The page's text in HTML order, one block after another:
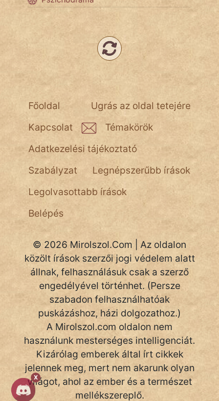
X
pszichopati
szegény legény
Hoffer Botond
szemfüles
Ugrás az oldal tetejére
Főoldal
Kapcsolat
Témakörök
Adatkezelési tájékoztató
Szabályzat
Legnépszerűbb írások
Legolvasottabb írások
Belépés
© 2026 Mirolszol.Com | Az oldalon
közölt írások szerzői jogi védelem alatt
állnak, felhasználásuk csak a szerző
engedélyével történhet. (Persze
szabadon felhasználhatóak
puskázáshoz, házi dolgozathoz.)
A Mirolszol.com oldalon nem
használunk mesterséges intelligenciát.
Kizárólag emberek által írt cikkek
jelennek meg, mert nem akarunk olyan
világot, ahol az ember és a természet
mellékszereplő.